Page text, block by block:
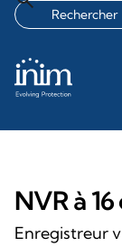
NVR à
Enregistreur